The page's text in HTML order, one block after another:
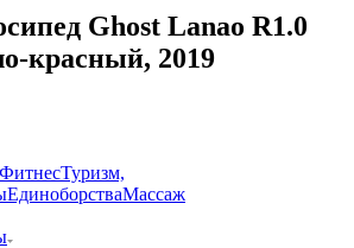
Ghost Lanao R1.0
красный, 2019
ФитнесТуризм,
ЕдиноборстваМассаж